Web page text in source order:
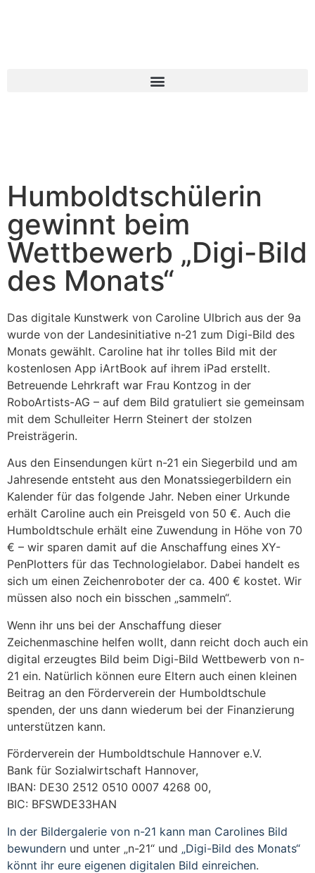
Humboldtschülerin
gewinnt beim
Wettbewerb „Digi-Bild
des Monats“
Das digitale Kunstwerk von Caroline Ulbrich aus der 9a
wurde von der Landesinitiative n-21 zum Digi-Bild des
Monats gewählt. Caroline hat ihr tolles Bild mit der
kostenlosen App iArtBook auf ihrem iPad erstellt.
Betreuende Lehrkraft war Frau Kontzog in der
RoboArtists-AG – auf dem Bild gratuliert sie gemeinsam
mit dem Schulleiter Herrn Steinert der stolzen
Preisträgerin.
Aus den Einsendungen kürt n-21 ein Siegerbild und am
Jahresende entsteht aus den Monatssiegerbildern ein
Kalender für das folgende Jahr. Neben einer Urkunde
erhält Caroline auch ein Preisgeld von 50 €. Auch die
Humboldtschule erhält eine Zuwendung in Höhe von 70
€ – wir sparen damit auf die Anschaffung eines XY-
PenPlotters für das Technologielabor. Dabei handelt es
sich um einen Zeichenroboter der ca. 400 € kostet. Wir
müssen also noch ein bisschen „sammeln“.
Wenn ihr uns bei der Anschaffung dieser
Zeichenmaschine helfen wollt, dann reicht doch auch ein
digital erzeugtes Bild beim Digi-Bild Wettbewerb von n-
21 ein. Natürlich können eure Eltern auch einen kleinen
Beitrag an den Förderverein der Humboldtschule
spenden, der uns dann wiederum bei der Finanzierung
unterstützen kann.
Förderverein der Humboldtschule Hannover e.V.
Bank für Sozialwirtschaft Hannover,
IBAN: DE30 2512 0510 0007 4268 00,
BIC: BFSWDE33HAN
In der Bildergalerie von n-21 kann man Carolines Bild
bewundern und unter „n-21“ und „Digi-Bild des Monats“
könnt ihr eure eigenen digitalen Bild einreichen.